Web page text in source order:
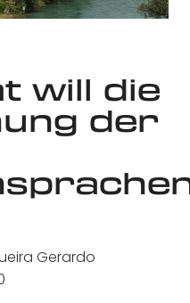
will die
der
Gerardo